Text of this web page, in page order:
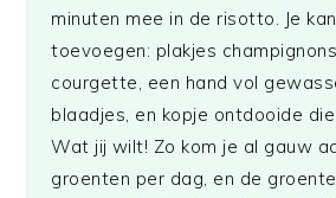
minuten mee in de risotto. Je
toevoegen: plakjes
courgette, een hand vol
blaadjes, en kopje ontdooide
Wat jij wilt! Zo kom je al gauw
groenten per dag, en de